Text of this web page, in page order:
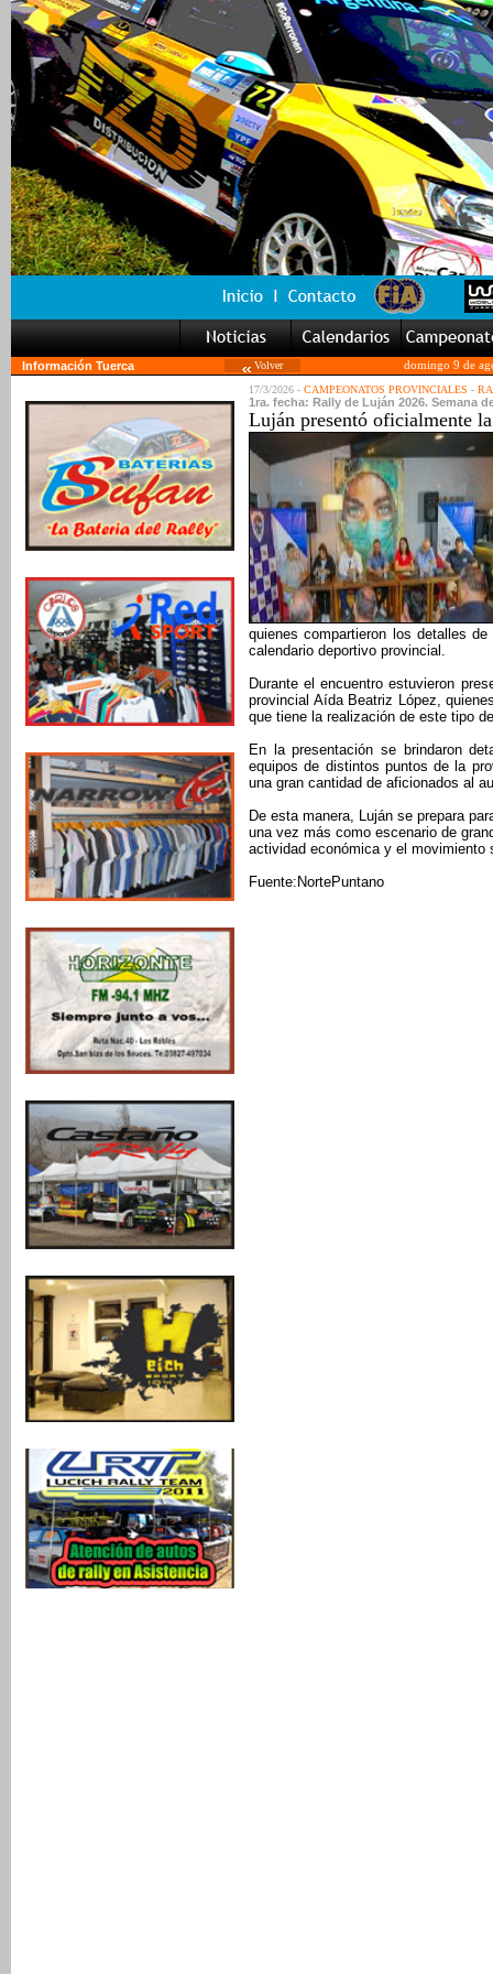
Información Tuerca Volver
domingo 9 de
17/3/2026 - CAMPEONATOS PROVINCIALES -
1ra. fecha: Rally de Luján 2026. Semana
Luján presentó oficialmente
quienes compartieron los detalles
calendario deportivo provincial.
Durante el encuentro estuvieron
provincial Aída Beatriz López,
que tiene la realización de este tipo
En la presentación se brindaron
equipos de distintos puntos de la
una gran cantidad de aficionados al
De esta manera, Luján se prepara
una vez más como escenario de
actividad económica y el movimiento
Fuente:NortePuntano